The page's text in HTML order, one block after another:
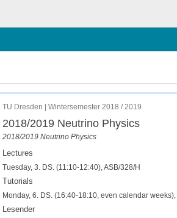
schließen
TU Dresden | Wintersemester 2018 / 2019
2018/2019 Neutrino Physics
2018/2019 Neutrino Physics
Lectures
Tuesday, 3. DS. (11:10-12:40), ASB/328/H
Tutorials
Monday, 6. DS. (16:40-18:10, even calendar weeks),
Lesender